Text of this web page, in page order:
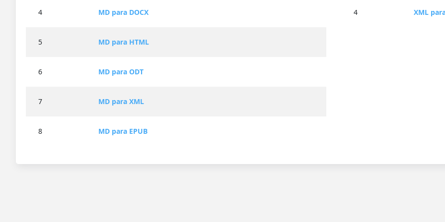
4 MD para DOCX
5 MD para HTML
6 MD para ODT
7 MD para XML
8 MD para EPUB
4 XML